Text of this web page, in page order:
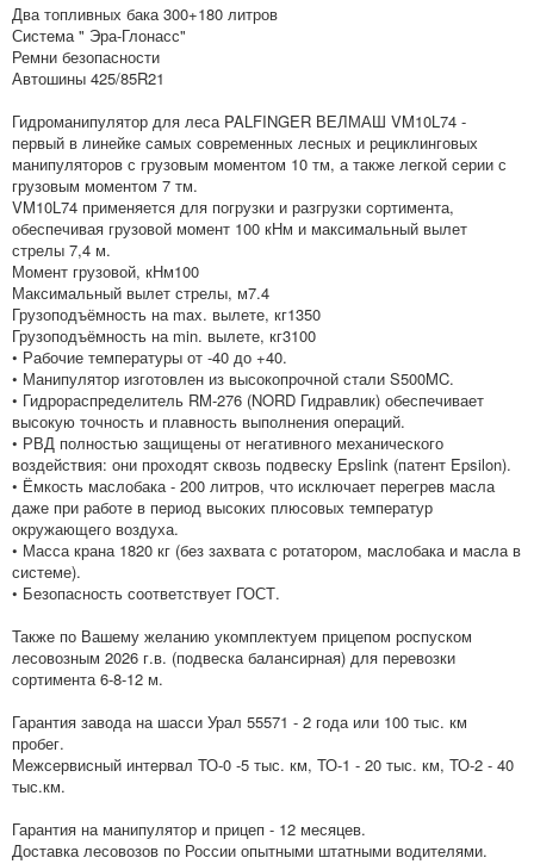
Два топливных бака 300+180 литров
Система " Эра-Глонасс"
Ремни безопасности
Автошины 425/85R21
Гидроманипулятор для леса PALFINGER ВЕЛМАШ VM10L74 -
первый в линейке самых современных лесных и рециклинговых
манипуляторов с грузовым моментом 10 тм, а также легкой серии с
грузовым моментом 7 тм.
VM10L74 применяется для погрузки и разгрузки сортимента,
обеспечивая грузовой момент 100 кНм и максимальный вылет
стрелы 7,4 м.
Момент грузовой, кНм100
Максимальный вылет стрелы, м7.4
Грузоподъёмность на max. вылете, кг1350
Грузоподъёмность на min. вылете, кг3100
• Рабочие температуры от -40 до +40.
• Манипулятор изготовлен из высокопрочной стали S500MC.
• Гидрораспределитель RM-276 (NORD Гидравлик) обеспечивает
высокую точность и плавность выполнения операций.
• РВД полностью защищены от негативного механического
воздействия: они проходят сквозь подвеску Epslink (патент Epsilon).
• Ёмкость маслобака - 200 литров, что исключает перегрев масла
даже при работе в период высоких плюсовых температур
окружающего воздуха.
• Масса крана 1820 кг (без захвата с ротатором, маслобака и масла в
системе).
• Безопасность соответствует ГОСТ.
Также по Вашему желанию укомплектуем прицепом роспуском
лесовозным 2026 г.в. (подвеска балансирная) для перевозки
сортимента 6-8-12 м.
Гарантия завода на шасси Урал 55571 - 2 года или 100 тыс. км
пробег.
Межсервисный интервал ТО-0 -5 тыс. км, ТО-1 - 20 тыс. км, ТО-2 - 40
тыс.км.
Гарантия на манипулятор и прицеп - 12 месяцев.
Доставка лесовозов по России опытными штатными водителями.